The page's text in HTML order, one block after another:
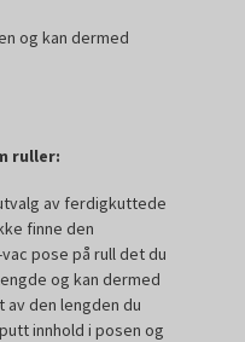
og kan dermed
ruller:
av ferdigkuttede
finne den
pose på rull det du
og kan dermed
den lengden du
innhold i posen og